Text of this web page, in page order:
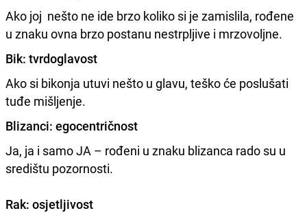
Ako joj nešto ne ide brzo koliko si je zamislila, rođene
u znaku ovna brzo postanu nestrpljive i mrzovoljne.
Bik: tvrdoglavost
Ako si bikonja utuvi nešto u glavu, teško će poslušati
tuđe mišljenje.
Blizanci: egocentričnost
Ja, ja i samo JA – rođeni u znaku blizanca rado su u
središtu pozornosti.
Rak: osjetljivost